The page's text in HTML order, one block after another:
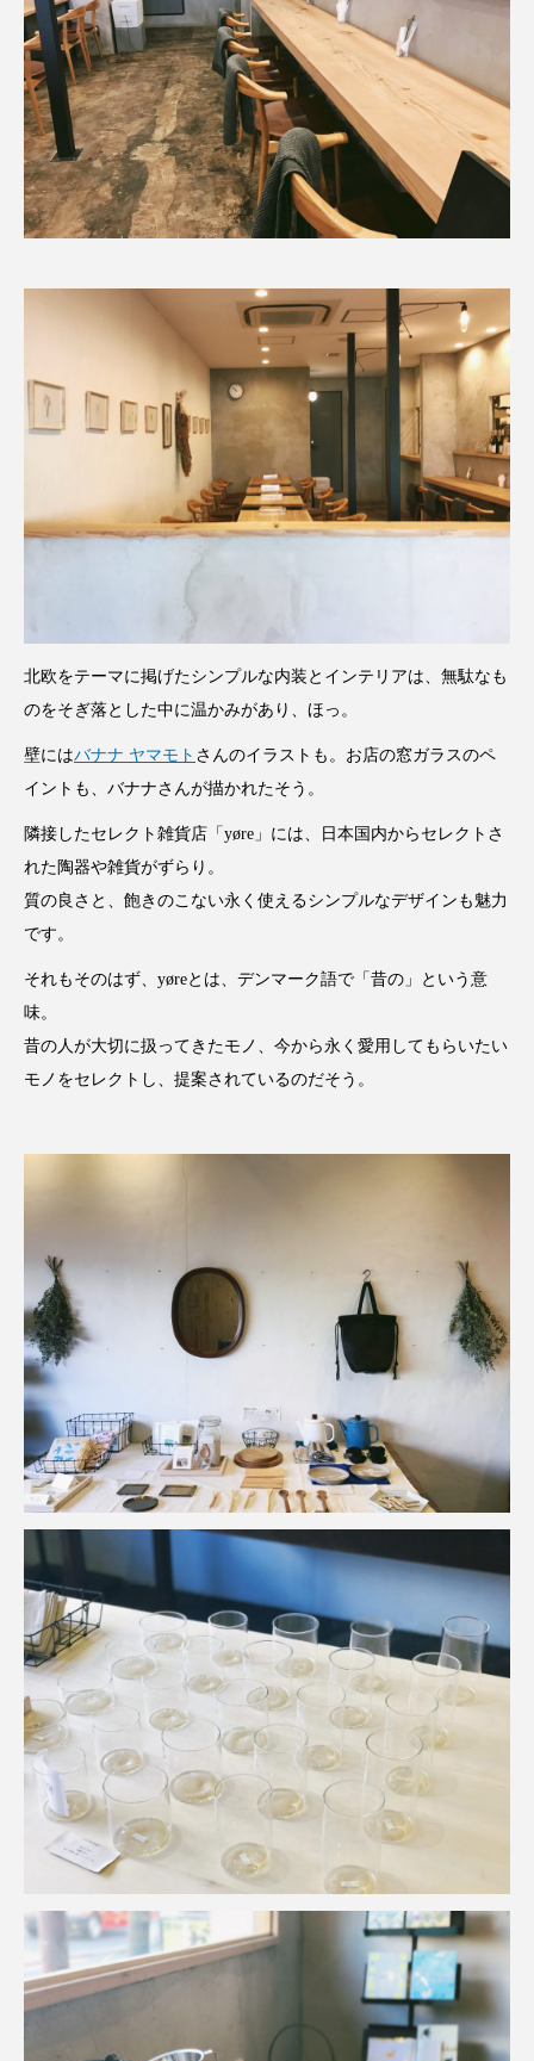
北欧をテーマに掲げたシンプルな内装とインテリアは、無駄なも
のをそぎ落とした中に温かみがあり、ほっ。
壁にはバナナ ヤマモト さんのイラストも。お店の窓ガラスのペ
イントも、バナナさんが描かれたそう。
隣接したセレクト雑貨店「yøre」には、日本国内からセレクトさ
れた陶器や雑貨がずらり。
質の良さと、飽きのこない永く使えるシンプルなデザインも魅力
です。
それもそのはず、yøreとは、デンマーク語で「昔の」という意
味。
昔の人が大切に扱ってきたモノ、今から永く愛用してもらいたい
モノをセレクトし、提案されているのだそう。